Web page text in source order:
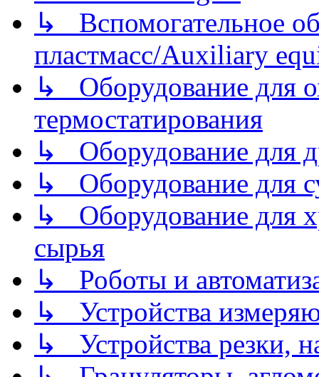
↳ Вспомогательное
пластмасс/Auxiliary
↳ Оборудование для
термостатирования
↳ Оборудование для
↳ Оборудование для
↳ Оборудование для
сырья
↳ Роботы и
↳ Устройства
↳ Устройства резки,